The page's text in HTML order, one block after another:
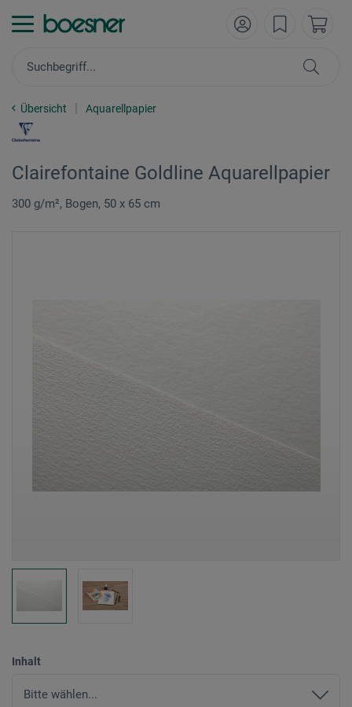
Übersicht Aquarellpapier
Clairefontaine Goldline Aquarellpapier
300 g/m², Bogen, 50 x 65 cm
Inhalt